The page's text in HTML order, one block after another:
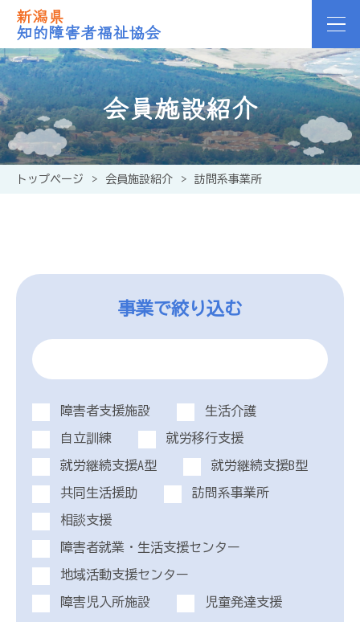
新潟県
知的障害者福祉協会
会員施設紹介
トップページ > 会員施設紹介 > 訪問系事業所
事業で絞り込む
障害者支援施設 生活介護
自立訓練 就労移行支援
就労継続支援A型 就労継続支援B型
共同生活援助 訪問系事業所
相談支援
障害者就業・生活支援センター
地域活動支援センター
障害児入所施設 児童発達支援